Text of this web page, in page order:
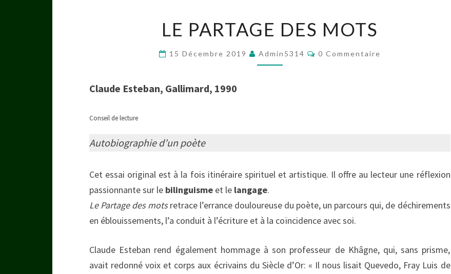
PARTAGE
LE PARTAGE DES MOTS
15 Décembre 2019 Admin5314 Commentaires
0 Commentaire
Claude Esteban, Gallimard, 1990
Conseil de lecture
Autobiographie d’un poète
Cet essai original est à la fois itinéraire spirituel et artistique. Il offre au lecteur une réflexion
passionnante sur le bilinguisme et le langage.
Le Partage des motsretrace l’errance douloureuse du poète, un parcours qui, de déchirements
en éblouissements, l’a conduit à l’écriture et à la coïncidence avec soi.
Claude Esteban rend également hommage à son professeur de Khâgne, qui, sans prisme,
avait redonné voix et corps aux écrivains du Siècle d’Or: « Il nous lisait Quevedo, Fray Luis de